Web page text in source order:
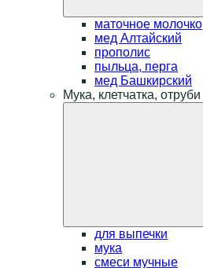
маточное молочко
мед Алтайский
прополис
пыльца, перга
мед Башкирский
Мука, клетчатка, отруби
для выпечки
мука
смеси мучные